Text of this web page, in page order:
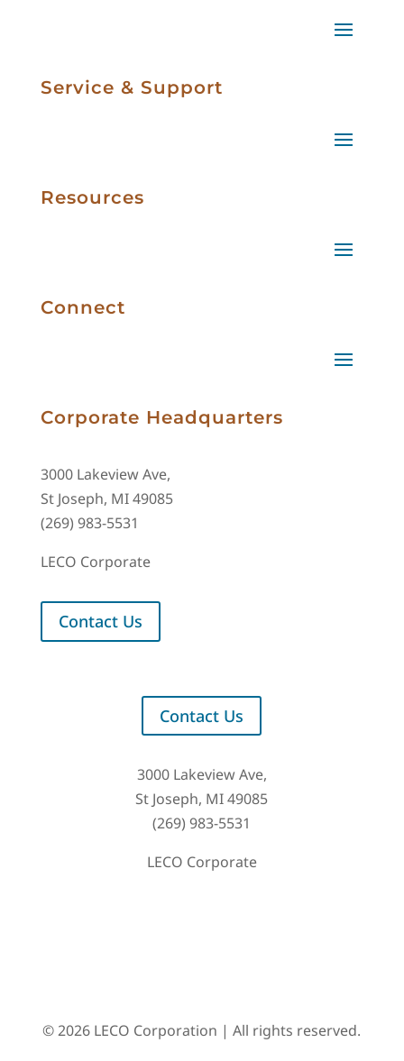
Service & Support
Resources
Connect
Corporate Headquarters
3000 Lakeview Ave,
St Joseph, MI 49085
(269) 983-5531
LECO Corporate
Contact Us
Contact Us
3000 Lakeview Ave,
St Joseph, MI 49085
(269) 983-5531
LECO Corporate
© 2026 LECO Corporation | All rights reserved.